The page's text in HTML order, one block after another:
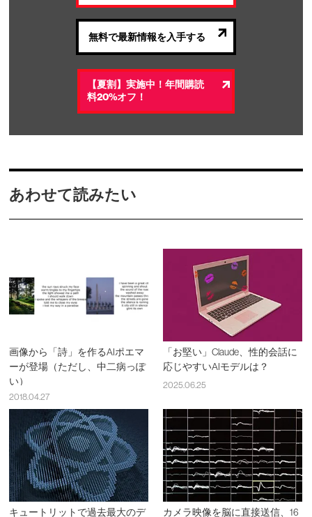
無料で最新情報を入手する
【夏割】実施中！年間購読
料20%オフ！
あわせて読みたい
画像から「詩」を作るAIポエマ
ーが登場（ただし、中二病っぽ
い）
2018.04.27
「お堅い」Claude、性的会話に
応じやすいAIモデルは？
2025.06.25
キュートリットで過去最大のデ
カメラ映像を脳に直接送信、16